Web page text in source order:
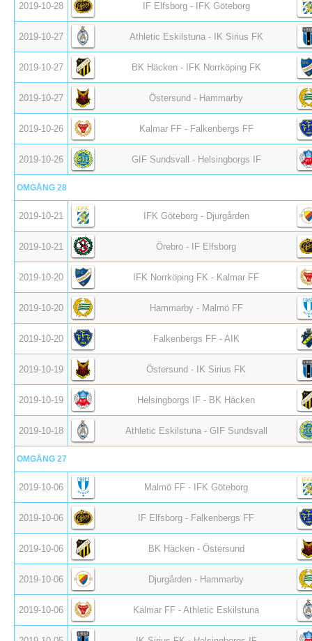
2019-10-28 IF Elfsborg - IFK Göteborg
2019-10-27 Athletic Eskilstuna - IK Sirius FK
2019-10-27 BK Häcken - IFK Norrköping FK
2019-10-27 Östersund - Hammarby
2019-10-26 Kalmar FF - Falkenbergs FF
2019-10-26 GIF Sundsvall - Helsingborgs IF
OMGÅNG 28
2019-10-21 IFK Göteborg - Djurgården
2019-10-21 Örebro - IF Elfsborg
2019-10-20 IFK Norrköping FK - Kalmar FF
2019-10-20 Hammarby - Malmö FF
2019-10-20 Falkenbergs FF - AIK
2019-10-19 Östersund - IK Sirius FK
2019-10-19 Helsingborgs IF - BK Häcken
2019-10-18 Athletic Eskilstuna - GIF Sundsvall
OMGÅNG 27
2019-10-06 Malmö FF - IFK Göteborg
2019-10-06 IF Elfsborg - Falkenbergs FF
2019-10-06 BK Häcken - Östersund
2019-10-06 Djurgården - Hammarby
2019-10-06 Kalmar FF - Athletic Eskilstuna